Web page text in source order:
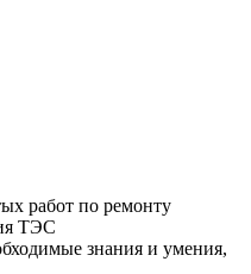
работ по ремонту
ТЭС
знания и умения,